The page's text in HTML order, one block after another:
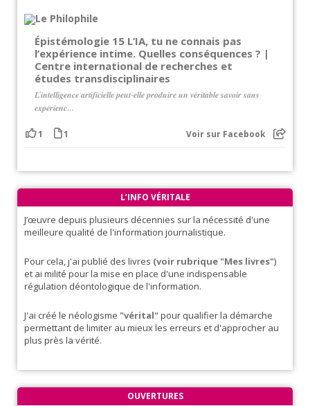
Épistémologie 15 L’IA, tu ne connais pas
l’expérience intime. Quelles conséquences ? |
Centre international de recherches et
études transdisciplinaires
𝑳’𝒊𝒏𝒕𝒆𝒍𝒍𝒊𝒈𝒆𝒏𝒄𝒆 𝒂𝒓𝒕𝒊𝒇𝒊𝒄𝒊𝒆𝒍𝒍𝒆 𝒑𝒆𝒖𝒕-𝒆𝒍𝒍𝒆 𝒑𝒓𝒐𝒅𝒖𝒊𝒓𝒆 𝒖𝒏 𝒗𝒆́𝒓𝒊𝒕𝒂𝒃𝒍𝒆 𝒔𝒂𝒗𝒐𝒊𝒓 𝒔𝒂𝒏𝒔
𝒆𝒙𝒑𝒆́𝒓𝒊𝒆𝒏𝒄...
1 1 Voir sur Facebook
L’INFO VÉRITALE
J’œuvre depuis plusieurs décennies sur la nécessité d'une
meilleure qualité de l'information journalistique.
Pour cela, j'ai publié des livres (voir rubrique "Mes livres")
et ai milité pour la mise en place d'une indispensable
régulation déontologique de l'information.
J'ai créé le néologisme "vérital"pour qualifier la démarche
permettant de limiter au mieux les erreurs et d'approcher au
plus près la vérité.
OUVERTURES